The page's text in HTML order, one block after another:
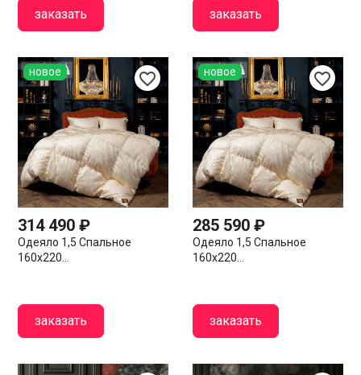
заказать заказать
favorite_border
314 490 ₽
Одеяло 1,5 Спальное
160х220...
заказать
новое favorite_border
285 590 ₽
Одеяло 1,5 Спальное
160х220...
заказать
новое